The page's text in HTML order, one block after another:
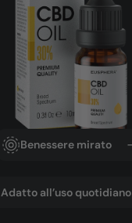
Benessere mirato
Adatto all’uso quotidiano